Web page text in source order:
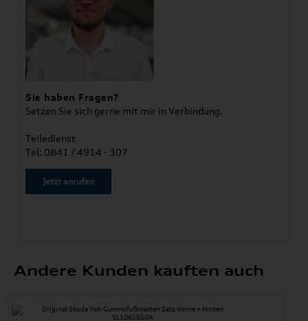
Sie haben Fragen?
Setzen Sie sich gerne mit mir in Verbindung.
Teiledienst
Tel: 0841 / 4914 - 307
Jetzt anrufen
Andere Kunden kauften auch